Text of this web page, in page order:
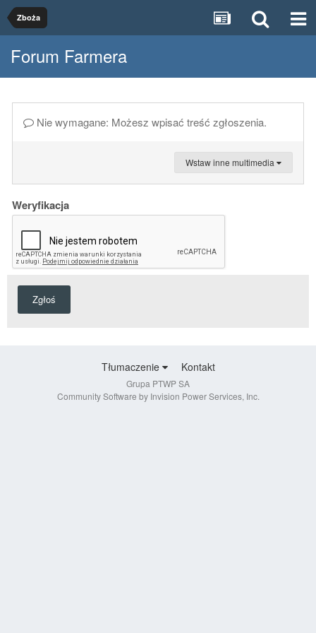
Zboża
Forum Farmera
Nie wymagane: Możesz wpisać treść zgłoszenia.
Wstaw inne multimedia
Weryfikacja
Zgłoś
Tłumaczenie Kontakt
Grupa PTWP SA
Community Software by Invision Power Services, Inc.